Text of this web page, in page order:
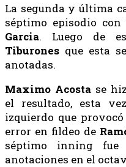
La segunda y última
séptimo episodio
Garcia. Luego de
Tiburones que esta
anotadas.
Maximo Acostase
el resultado, esta
izquierdo que
error en fildeo de
séptimo inning
anotaciones en el